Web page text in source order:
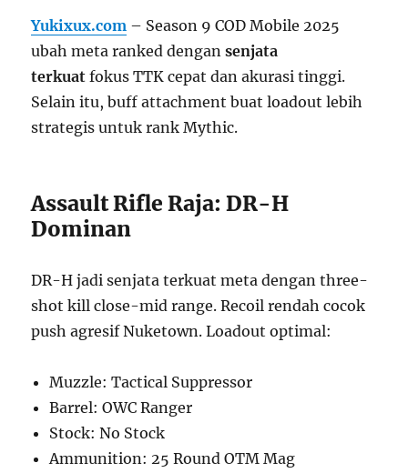
Yukixux.com – Season 9 COD Mobile 2025
ubah meta ranked dengansenjata
terkuat fokus TTK cepat dan akurasi tinggi.
Selain itu, buff attachment buat loadout lebih
strategis untuk rank Mythic.
Assault Rifle Raja: DR-H
Dominan
DR-H jadi senjata terkuat meta dengan three-
shot kill close-mid range. Recoil rendah cocok
push agresif Nuketown. Loadout optimal:
Muzzle: Tactical Suppressor
Barrel: OWC Ranger
Stock: No Stock
Ammunition: 25 Round OTM Mag